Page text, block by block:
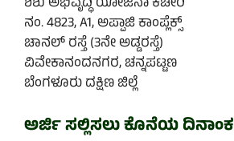
ನಂ. 4823, A1, ಅಪ್ಪಾಜಿ ಕಾಂಪ್ಲೆಕ್ಸ್
ಚಾನಲ್ ರಸ್ತೆ (3ನೇ ಅಡ್ಡರಸ್ತೆ)
ವಿವೇಕಾನಂದನಗರ, ಚನ್ನಪಟ್ಟಣ
ಬೆಂಗಳೂರು ದಕ್ಷಿಣ ಜಿಲ್ಲೆ
ಅರ್ಜಿ ಸಲ್ಲಿಸಲು ಕೊನೆಯ ದಿನಾಂಕ